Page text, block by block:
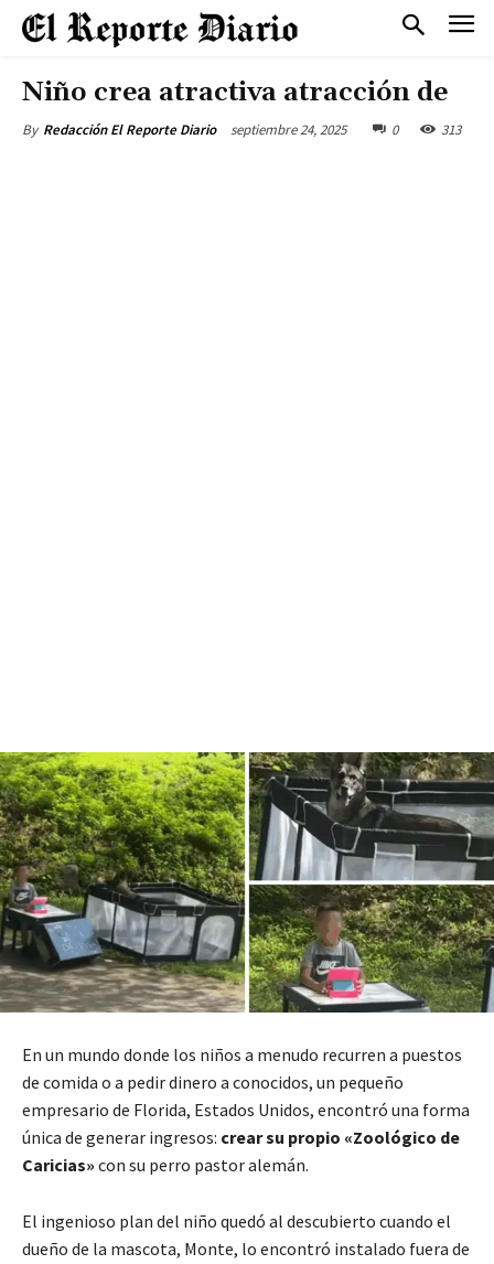
Niño crea atractiva atracción de
By Redacción El Reporte Diario septiembre 24, 2025 0 313
En un mundo donde los niños a menudo recurren a puestos
de comida o a pedir dinero a conocidos, un pequeño
empresario de Florida, Estados Unidos, encontró una forma
única de generar ingresos: crear su propio «Zoológico de
Caricias» con su perro pastor alemán.
El ingenioso plan del niño quedó al descubierto cuando el
dueño de la mascota, Monte, lo encontró instalado fuera de